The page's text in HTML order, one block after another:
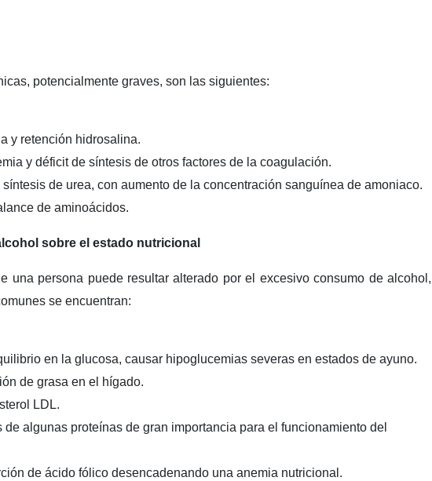
potencialmente graves, son las siguientes:
y retención hidrosalina.
y déficit de síntesis de otros factores de la coagulación.
de urea, con aumento de la concentración sanguínea de amoniaco.
de aminoácidos.
sobre el estado nutricional
una persona puede resultar alterado por el excesivo consumo de alcohol,
se encuentran:
en la glucosa, causar hipoglucemias severas en estados de ayuno.
de grasa en el hígado.
LDL.
de algunas proteínas de gran importancia para el funcionamiento del
de ácido fólico desencadenando una anemia nutricional.